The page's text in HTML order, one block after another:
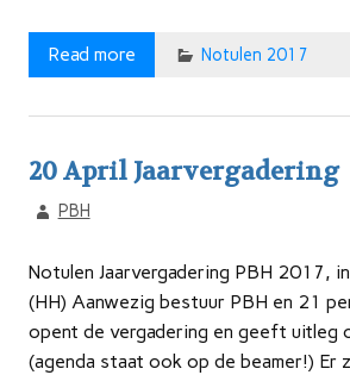
Read more Notulen 2017
20 April Jaarvergadering
PBH
Notulen Jaarvergadering PBH 2017,
(HH) Aanwezig bestuur PBH en 21
opent de vergadering en geeft uitleg
(agenda staat ook op de beamer!) Er